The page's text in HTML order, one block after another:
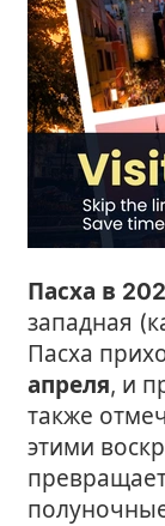
Пасха в
западная
Пасха
апреля, и
также
этими